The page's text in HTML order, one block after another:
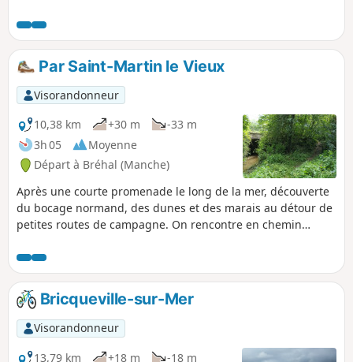
descentes !
Par Saint-Martin le Vieux
Visorandonneur
10,38 km
+30 m
-33 m
3h 05
Moyenne
Départ à Bréhal (Manche)
Après une courte promenade le long de la mer, découverte
du bocage normand, des dunes et des marais au détour de
petites routes de campagne. On rencontre en chemin
moutons ou encore un petit cours d'eau caché dans la
verdure…
Bricqueville-sur-Mer
Visorandonneur
13,79 km
+18 m
-18 m